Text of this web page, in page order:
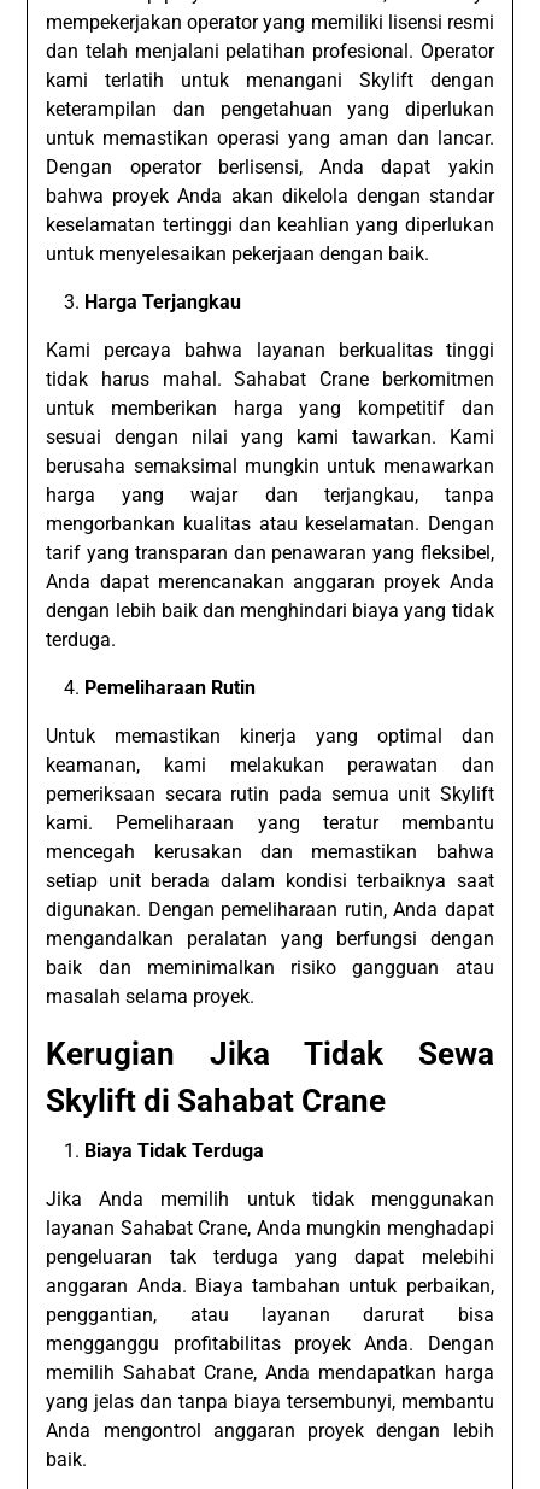
mempekerjakan operator yang memiliki lisensi resmi
dan telah menjalani pelatihan profesional. Operator
kami terlatih untuk menangani Skylift dengan
keterampilan dan pengetahuan yang diperlukan
untuk memastikan operasi yang aman dan lancar.
Dengan operator berlisensi, Anda dapat yakin
bahwa proyek Anda akan dikelola dengan standar
keselamatan tertinggi dan keahlian yang diperlukan
untuk menyelesaikan pekerjaan dengan baik.
Harga Terjangkau
Kami percaya bahwa layanan berkualitas tinggi
tidak harus mahal. Sahabat Crane berkomitmen
untuk memberikan harga yang kompetitif dan
sesuai dengan nilai yang kami tawarkan. Kami
berusaha semaksimal mungkin untuk menawarkan
harga yang wajar dan terjangkau, tanpa
mengorbankan kualitas atau keselamatan. Dengan
tarif yang transparan dan penawaran yang fleksibel,
Anda dapat merencanakan anggaran proyek Anda
dengan lebih baik dan menghindari biaya yang tidak
terduga.
Pemeliharaan Rutin
Untuk memastikan kinerja yang optimal dan
keamanan, kami melakukan perawatan dan
pemeriksaan secara rutin pada semua unit Skylift
kami. Pemeliharaan yang teratur membantu
mencegah kerusakan dan memastikan bahwa
setiap unit berada dalam kondisi terbaiknya saat
digunakan. Dengan pemeliharaan rutin, Anda dapat
mengandalkan peralatan yang berfungsi dengan
baik dan meminimalkan risiko gangguan atau
masalah selama proyek.
Kerugian Jika Tidak Sewa
Skylift di Sahabat Crane
Biaya Tidak Terduga
Jika Anda memilih untuk tidak menggunakan
layanan Sahabat Crane, Anda mungkin menghadapi
pengeluaran tak terduga yang dapat melebihi
anggaran Anda. Biaya tambahan untuk perbaikan,
penggantian, atau layanan darurat bisa
mengganggu profitabilitas proyek Anda. Dengan
memilih Sahabat Crane, Anda mendapatkan harga
yang jelas dan tanpa biaya tersembunyi, membantu
Anda mengontrol anggaran proyek dengan lebih
baik.